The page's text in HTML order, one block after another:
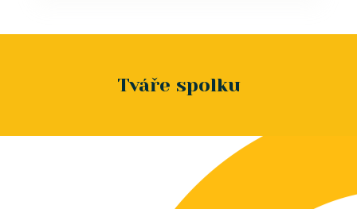
Tváře spolku